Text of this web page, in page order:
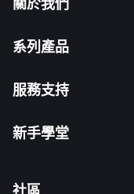
系列產品
服務支持
新手學堂